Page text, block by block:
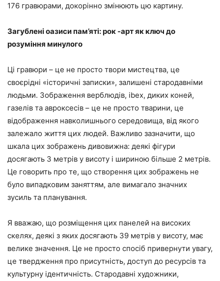
176 гравюрами, докорінно змінюють цю картину.
Загублені оазиси пам’яті: рок -арт як ключ до
розуміння минулого
Ці гравюри – це не просто твори мистецтва, це
своєрідні «історичні записки», залишені стародавніми
людьми. Зображення верблюдів, ibex, диких коней,
газелів та авроксесів – це не просто тварини, це
відображення навколишнього середовища, від якого
залежало життя цих людей. Важливо зазначити, що
шкала цих зображень дивовижна: деякі фігури
досягають 3 метрів у висоту і шириною більше 2 метрів.
Це говорить про те, що створення цих зображень не
було випадковим заняттям, але вимагало значних
зусиль та планування.
Я вважаю, що розміщення цих панелей на високих
скелях, деякі з яких досягають 39 метрів у висоту, має
велике значення. Це не просто спосіб привернути увагу,
це твердження про присутність, доступ до ресурсів та
культурну ідентичність. Стародавні художники,